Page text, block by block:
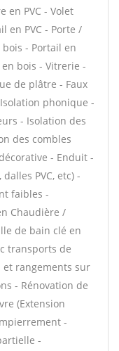
en PVC - Volet
en PVC - Porte /
- Portail en
bois - Vitrerie -
de plâtre - Faux
phonique -
- Isolation des
des combles
- Enduit -
PVC, etc) -
faibles -
Chaudière /
de bain clé en
transports de
et rangements sur
- Rénovation de
(Extension
-
-